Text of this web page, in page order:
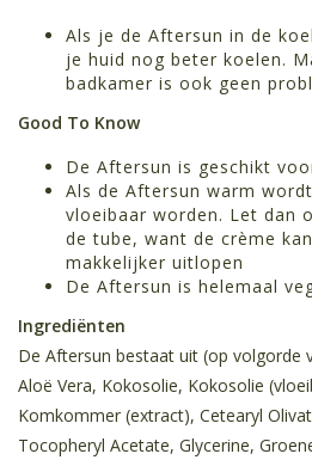
Als je de Aftersun in de
je huid nog beter koelen.
badkamer is ook geen
Good To Know
De Aftersun is geschikt
Als de Aftersun warm
vloeibaar worden. Let dan
de tube, want de crème
makkelijker uitlopen
De Aftersun is helemaal
Ingrediënten
De Aftersun bestaat uit (op volgorde
Aloë Vera, Kokosolie, Kokosolie
Komkommer (extract), Cetearyl
Tocopheryl Acetate, Glycerine,